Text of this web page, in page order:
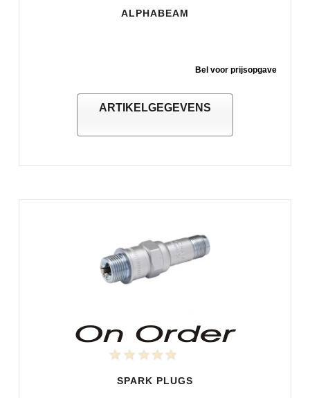
ALPHABEAM
Bel voor prijsopgave
ARTIKELGEGEVENS
SPARK PLUGS